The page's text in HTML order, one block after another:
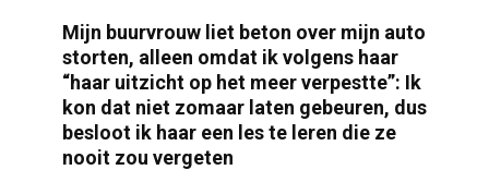
Mijn buurvrouw liet beton over mijn auto
storten, alleen omdat ik volgens haar
“haar uitzicht op het meer verpestte”: Ik
kon dat niet zomaar laten gebeuren, dus
besloot ik haar een les te leren die ze
nooit zou vergeten